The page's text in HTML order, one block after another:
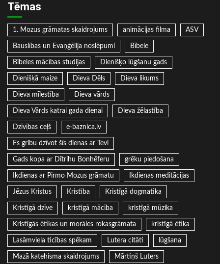
Tēmas
1. Mozus grāmatas skaidrojums animācijas filma ASV
Bauslības un Evaņģēlija noslēpumi Bībele
Bībeles mācības studijas Dienišķo lūgšanu gads
Dienišķā maize Dieva Dēls Dieva likums
Dieva mīlestība Dieva vārds
Dieva Vārds katrai gada dienai Dieva žēlastība
Dzīvības ceļš e-baznica.lv
Es gribu dzīvot šīs dienas ar Tevi
Gads kopa ar Dītrihu Bonhēferu grēku piedošana
Ikdienas ar Pirmo Mozus grāmatu Ikdienas meditācijas
Jēzus Kristus Kristība Kristīgā dogmatika
Kristīgā dzīve kristīgā mācība kristīgā mūzika
Kristīgās ētikas un morāles rokasgrāmata kristīgā ētika
Lasāmviela ticības spēkam Lutera citāti lūgšana
Mazā katehisma skaidrojums Mārtiņš Luters